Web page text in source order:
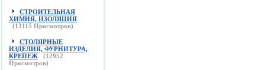
СТРОИТЕЛЬНАЯ
ХИМИЯ, ИЗОЛЯЦИЯ
(13115 Просмотров)
СТОЛЯРНЫЕ
ИЗДЕЛИЯ, ФУРНИТУРА,
КРЕПЕЖ
(12952
Просмотров)